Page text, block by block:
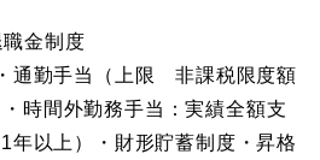
金制度
通勤手当（上限 非課税限度額
時間外勤務手当：実績全額支
年以上）・財形貯蓄制度・昇格